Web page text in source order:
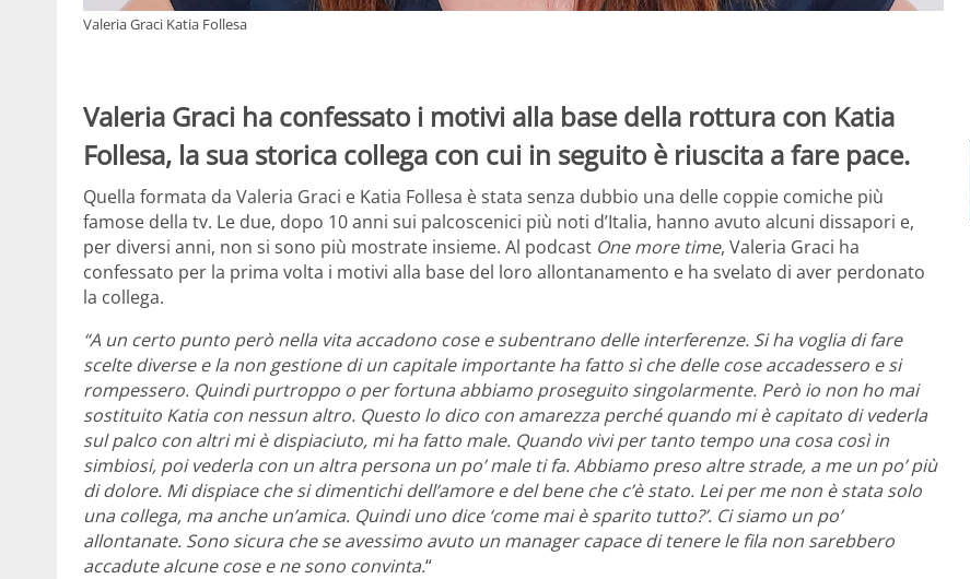
Valeria Graci Katia Follesa
Valeria Graci ha confessato i motivi alla base della rottura con Katia
Follesa, la sua storica collega con cui in seguito è riuscita a fare pace.
Quella formata da Valeria Graci e Katia Follesa è stata senza dubbio una delle coppie comiche più
famose della tv. Le due, dopo 10 anni sui palcoscenici più noti d’Italia, hanno avuto alcuni dissapori e,
per diversi anni, non si sono più mostrate insieme. Al podcast One more time, Valeria Graci ha
confessato per la prima volta i motivi alla base del loro allontanamento e ha svelato di aver perdonato
la collega.
“A un certo punto però nella vita accadono cose e subentrano delle interferenze. Si ha voglia di fare
scelte diverse e la non gestione di un capitale importante ha fatto sì che delle cose accadessero e si
rompessero. Quindi purtroppo o per fortuna abbiamo proseguito singolarmente. Però io non ho mai
sostituito Katia con nessun altro. Questo lo dico con amarezza perché quando mi è capitato di vederla
sul palco con altri mi è dispiaciuto, mi ha fatto male. Quando vivi per tanto tempo una cosa così in
simbiosi, poi vederla con un altra persona un po’ male ti fa. Abbiamo preso altre strade, a me un po’ più
di dolore. Mi dispiace che si dimentichi dell’amore e del bene che c’è stato. Lei per me non è stata solo
una collega, ma anche un’amica. Quindi uno dice ‘come mai è sparito tutto?’. Ci siamo un po’
allontanate. Sono sicura che se avessimo avuto un manager capace di tenere le fila non sarebbero
accadute alcune cose e ne sono convinta.“